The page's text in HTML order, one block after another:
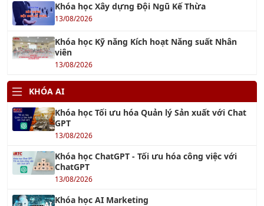
Khóa học Xây dựng Đội Ngũ Kế Thừa
13/08/2026
Khóa học Kỹ năng Kích hoạt Năng suất Nhân
viên
13/08/2026
KHÓA AI
Khóa học Tối ưu hóa Quản lý Sản xuất với Chat
GPT
13/08/2026
Khóa học ChatGPT - Tối ưu hóa công việc với
ChatGPT
13/08/2026
Khóa học AI Marketing